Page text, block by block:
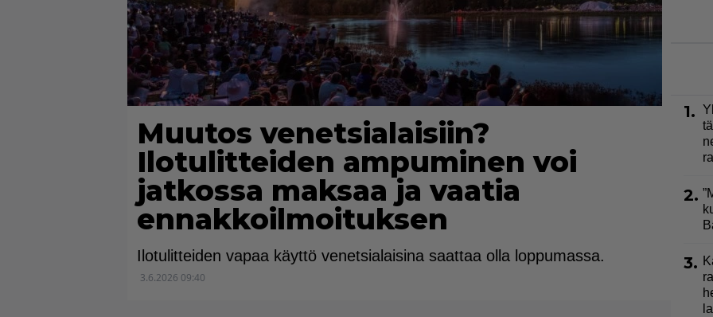
Muutos venetsialaisiin?
Ilotulitteiden ampuminen voi
jatkossa maksaa ja vaatia
ennakkoilmoituksen
Ilotulitteiden vapaa käyttö venetsialaisina saattaa olla loppumassa.
3.6.2026 09:40
1.
2.
3.